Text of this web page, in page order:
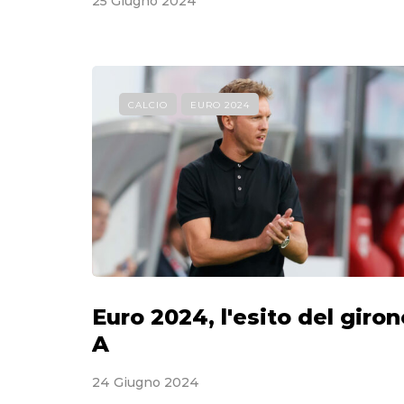
CALCIO EURO 2024
Euro 2024, l'esito del
A
24 Giugno 2024